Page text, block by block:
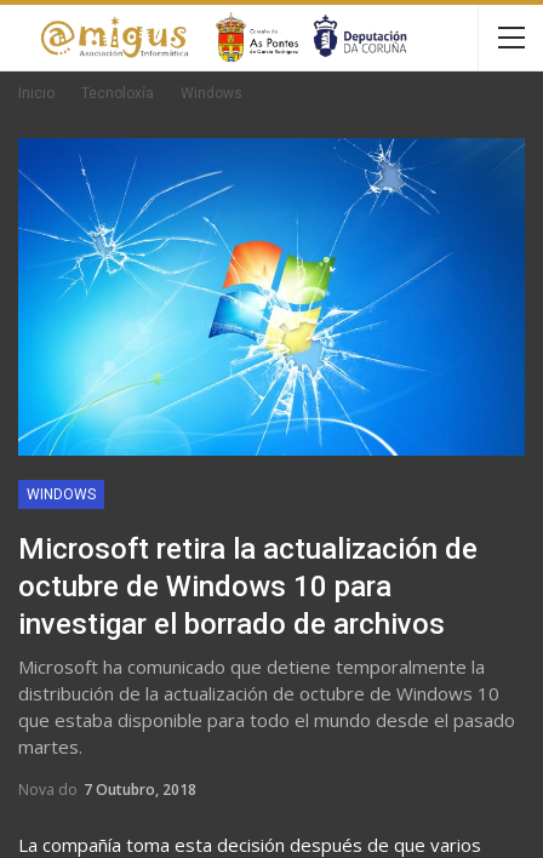
Inicio Tecnoloxía Windows
WINDOWS
Microsoft retira la actualización de
octubre de Windows 10 para
investigar el borrado de archivos
Microsoft ha comunicado que detiene temporalmente la
distribución de la actualización de octubre de Windows 10
que estaba disponible para todo el mundo desde el pasado
martes.
Nova do 7 Outubro, 2018
La compañía toma esta decisión después de que varios